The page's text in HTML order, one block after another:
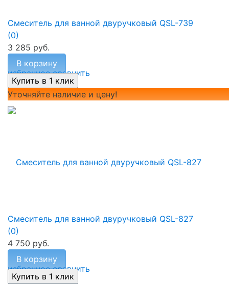
избранное сравнить
Смеситель для ванной двуручковый QSL-739
(0)
3 285 руб.
В корзину
Уточняйте наличие и цену!
избранное сравнить
Смеситель для ванной двуручковый QSL-827
(0)
4 750 руб.
В корзину